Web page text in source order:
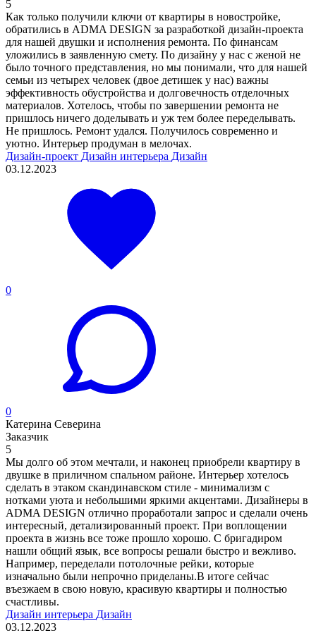
5
Как только получили ключи от квартиры в новостройке,
обратились в ADMA DESIGN за разработкой дизайн-проекта
для нашей двушки и исполнения ремонта. По финансам
уложились в заявленную смету. По дизайну у нас с женой не
было точного представления, но мы понимали, что для нашей
семьи из четырех человек (двое детишек у нас) важны
эффективность обустройства и долговечность отделочных
материалов. Хотелось, чтобы по завершении ремонта не
пришлось ничего доделывать и уж тем более переделывать.
Не пришлось. Ремонт удался. Получилось современно и
уютно. Интерьер продуман в мелочах.
Дизайн-проект Дизайн интерьера Дизайн
03.12.2023
0
0
Катерина Северина
Заказчик
5
Мы долго об этом мечтали, и наконец приобрели квартиру в
двушке в приличном спальном районе. Интерьер хотелось
сделать в этаком скандинавском стиле - минимализм с
нотками уюта и небольшими яркими акцентами. Дизайнеры в
ADMA DESIGN отлично проработали запрос и сделали очень
интересный, детализированный проект. При воплощении
проекта в жизнь все тоже прошло хорошо. С бригадиром
нашли общий язык, все вопросы решали быстро и вежливо.
Например, переделали потолочные рейки, которые
изначально были непрочно приделаны.В итоге сейчас
въезжаем в свою новую, красивую квартиры и полностью
счастливы.
Дизайн интерьера Дизайн
03.12.2023